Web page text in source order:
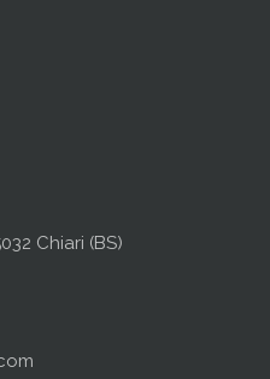
Chiari (BS)